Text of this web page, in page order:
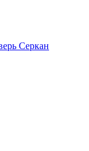
Серкан